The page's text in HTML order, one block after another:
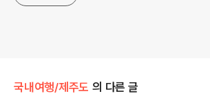
국내여행/제주도 의 다른 글